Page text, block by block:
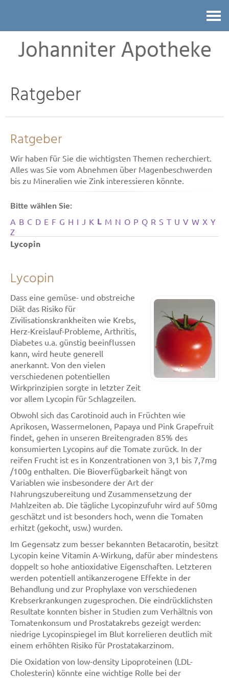
Johanniter Apotheke
Ratgeber
Ratgeber
Wir haben für Sie die wichtigsten Themen recherchiert.
Alles was Sie vom Abnehmen über Magenbeschwerden
bis zu Mineralien wie Zink interessieren könnte.
Bitte wählen Sie:
A B C D E F G H I J K L M N O P Q R S T U V W X Y
Z
Lycopin
Lycopin
Dass eine gemüse- und obstreiche
Diät das Risiko für
Zivilisationskrankheiten wie Krebs,
Herz-Kreislauf-Probleme, Arthritis,
Diabetes u.a. günstig beeinflussen
kann, wird heute generell
anerkannt. Von den vielen
verschiedenen potentiellen
Wirkprinzipien sorgte in letzter Zeit
vor allem Lycopin für Schlagzeilen.
Obwohl sich das Carotinoid auch in Früchten wie
Aprikosen, Wassermelonen, Papaya und Pink Grapefruit
findet, gehen in unseren Breitengraden 85% des
konsumierten Lycopins auf die Tomate zurück. In der
reifen Frucht ist es in Konzentrationen von 3,1 bis 7,7mg
/100g enthalten. Die Bioverfügbarkeit hängt von
Variablen wie insbesondere der Art der
Nahrungszubereitung und Zusammensetzung der
Mahlzeiten ab. Die tägliche Lycopinzufuhr wird auf 50mg
geschätzt und ist besonders hoch, wenn die Tomaten
erhitzt (gekocht, usw.) wurden.
Im Gegensatz zum besser bekannten Betacarotin, besitzt
Lycopin keine Vitamin A-Wirkung, dafür aber mindestens
doppelt so hohe antioxidative Eigenschaften. Letzteren
werden potentiell antikanzerogene Effekte in der
Behandlung und zur Prophylaxe von verschiedenen
Krebserkrankungen zugesprochen. Die eindrücklichsten
Resultate konnten bisher in Studien zum Verhältnis von
Tomatenkonsum und Prostatakrebs gezeigt werden:
niedrige Lycopinspiegel im Blut korrelieren deutlich mit
einem erhöhten Risiko für Prostatakarzinom.
Die Oxidation von low-density Lipoproteinen (LDL-
Cholesterin) könnte eine wichtige Rolle bei der